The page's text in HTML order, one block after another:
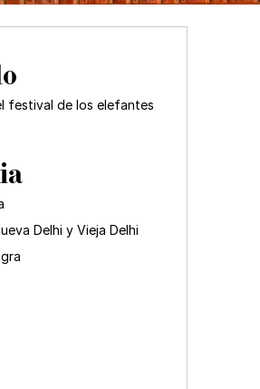
festival de los elefantes
Delhi y Vieja Delhi